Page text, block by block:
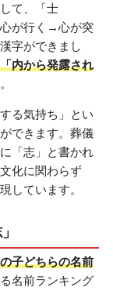
て、「士
心が行く→心が突
字ができまし
「内から発露され
る気持ち」とい
できます。葬儀
「志」と書かれ
化に関わらず
しています。
子どちらの名前
名前ランキング